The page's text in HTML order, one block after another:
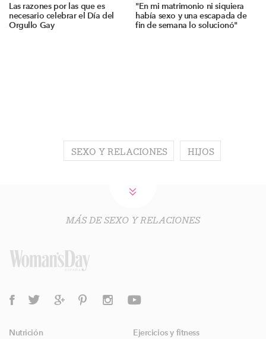
Las razones por las que es
necesario celebrar el Día del
Orgullo Gay
"En mi matrimonio ni siquiera
había sexo y una escapada de
fin de semana lo solucionó"
SEXO Y RELACIONES HIJOS
MÁS DE SEXO Y RELACIONES
Nutrición
Ejercicios y fitness